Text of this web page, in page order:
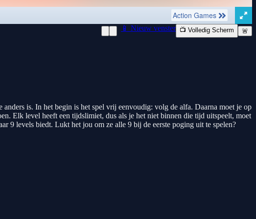
📱 Nieuw venster 📺 Volledig Scherm 🚨
is. In het begin is het spel vrij eenvoudig: volg de alfa. Daarna moet je op
Elk level heeft een tijdslimiet, dus als je het niet binnen die tijd uitspeelt, moet
9 levels biedt. Lukt het jou om ze alle 9 bij de eerste poging uit te spelen?